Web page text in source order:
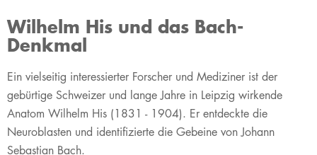
Wilhelm His und das Bach-
Denkmal
Ein vielseitig interessierter Forscher und Mediziner ist der
gebürtige Schweizer und lange Jahre in Leipzig wirkende
Anatom Wilhelm His (1831 - 1904). Er entdeckte die
Neuroblasten und identifizierte die Gebeine von Johann
Sebastian Bach.